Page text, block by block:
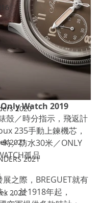
2020
2021
2021
2022
Watch 2019
殼／時分指示，飛返計
235手動上鍊機芯，
／防水30米／ONLY
孤品
之際，BREGUET就有
。於1918年起，